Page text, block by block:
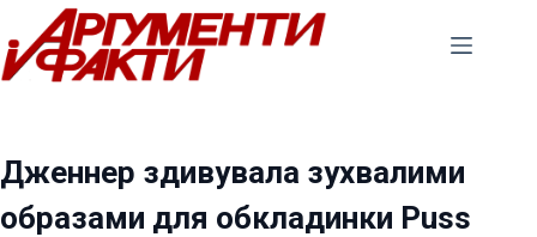
Перейти
до
вмісту
Дженнер здивувала зухвалими
образами для обкладинки Puss